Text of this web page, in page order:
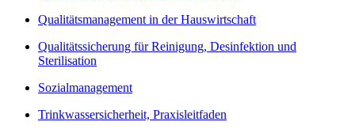
Qualitätsmanagement in der Hauswirtschaft
Qualitätssicherung für Reinigung, Desinfektion und
Sterilisation
Sozialmanagement
Trinkwassersicherheit, Praxisleitfaden